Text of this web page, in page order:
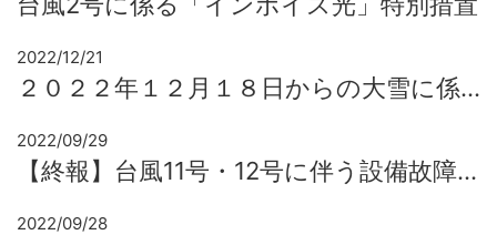
2022/12/21
２０２２年１２月１８日からの大雪に係る「インボイス光」特別措置
2022/09/29
【終報】台風11号・12号に伴う設備故障修理について
2022/09/28